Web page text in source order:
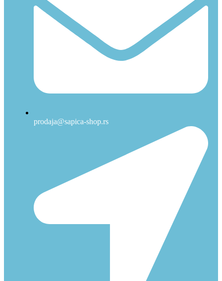
prodaja@sapica-shop.rs